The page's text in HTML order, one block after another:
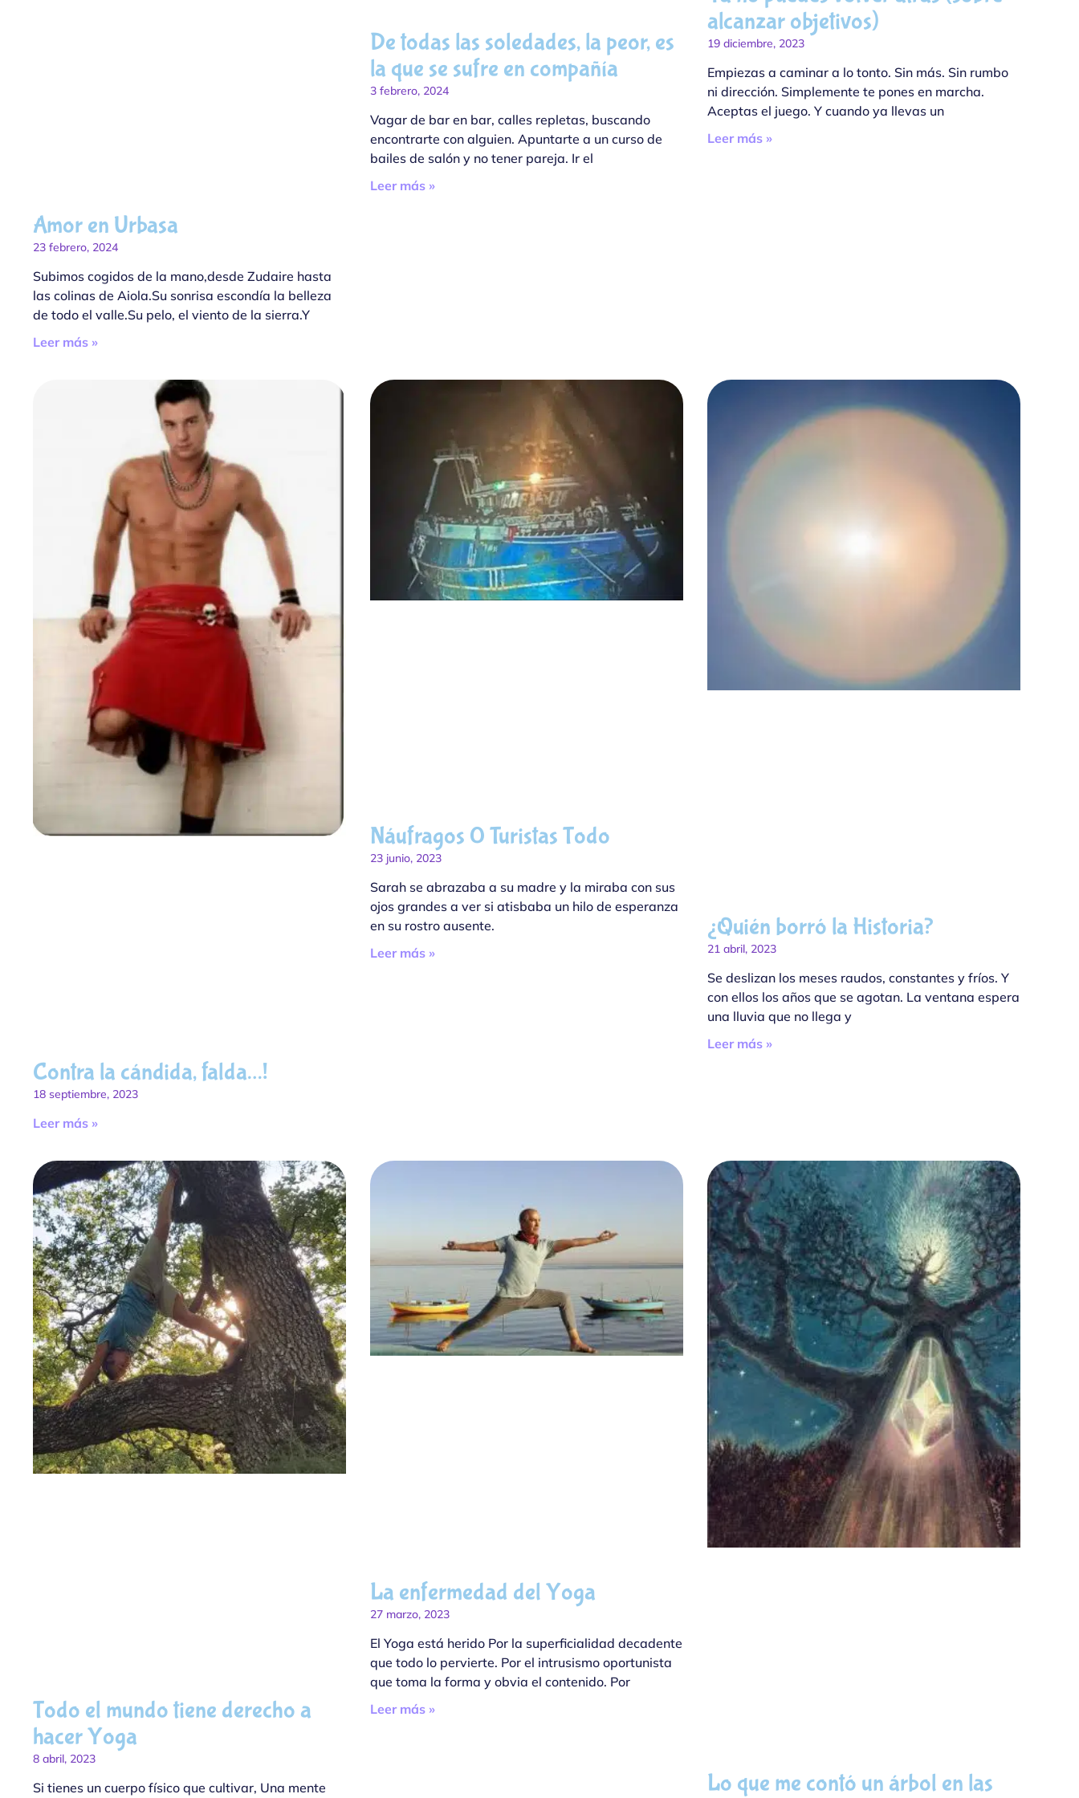
Amor en Urbasa
23 febrero, 2024
Subimos cogidos de la mano,desde Zudaire hasta
las colinas de Aiola.Su sonrisa escondía la belleza
de todo el valle.Su pelo, el viento de la sierra.Y
Leer más »
De todas las soledades, la peor, es
la que se sufre en compañía
3 febrero, 2024
Vagar de bar en bar, calles repletas, buscando
encontrarte con alguien. Apuntarte a un curso de
bailes de salón y no tener pareja. Ir el
Leer más »
alcanzar objetivos)
19 diciembre, 2023
Empiezas a caminar a lo tonto. Sin más. Sin rumbo
ni dirección. Simplemente te pones en marcha.
Aceptas el juego. Y cuando ya llevas un
Leer más »
Contra la cándida, falda…!
18 septiembre, 2023
Leer más »
Náufragos 0 Turistas Todo
23 junio, 2023
Sarah se abrazaba a su madre y la miraba con sus
ojos grandes a ver si atisbaba un hilo de esperanza
en su rostro ausente.
Leer más »
¿Quién borró la Historia?
21 abril, 2023
Se deslizan los meses raudos, constantes y fríos. Y
con ellos los años que se agotan. La ventana espera
una lluvia que no llega y
Leer más »
Todo el mundo tiene derecho a
hacer Yoga
8 abril, 2023
Si tienes un cuerpo físico que cultivar, Una mente
La enfermedad del Yoga
27 marzo, 2023
El Yoga está herido Por la superficialidad decadente
que todo lo pervierte. Por el intrusismo oportunista
que toma la forma y obvia el contenido. Por
Leer más »
Lo que me contó un árbol en las